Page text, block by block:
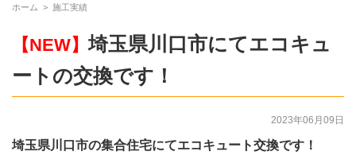
ホーム > 施工実績
【NEW】埼玉県川口市にてエコキュ
ートの交換です！
2023年06月09日
埼玉県川口市の集合住宅にてエコキュート交換です！